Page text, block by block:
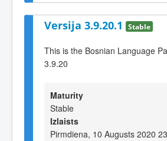
Versija 3.9.20.1 Stable
This is the Bosnian Language
3.9.20
Maturity
Stable
Izlaists
Pirmdiena, 10 Augusts 2020